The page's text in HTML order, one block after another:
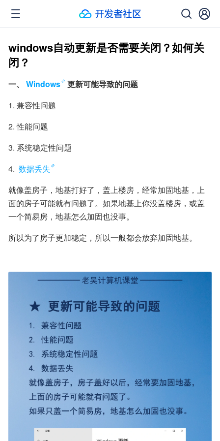
windows自动更新是否需要关闭？如何关
闭？
一、 Windows
更新可能导致的问题
1. 兼容性问题
2. 性能问题
3. 系统稳定性问题
4. 数据丢失
就像盖房子，地基打好了，盖上楼房，经常加固地基，上
面的房子可能就有问题了。如果地基上你没盖楼房，或盖
一个简易房，地基怎么加固也没事。
所以为了房子更加稳定，所以一般都会放弃加固地基。